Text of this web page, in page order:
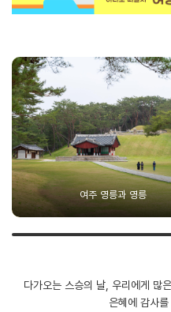
여주 영릉과 영릉
다가오는 스승의 날, 우리에게 많
은혜에 감사